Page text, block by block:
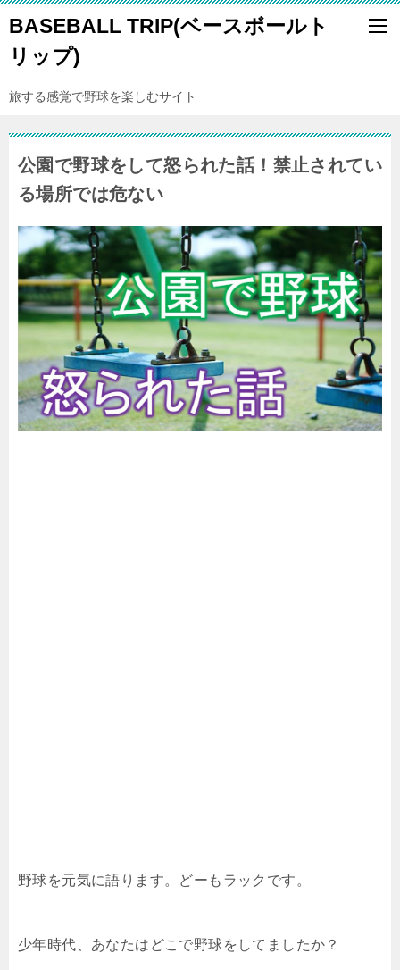
BASEBALL TRIP(ベースボールト
リップ)
旅する感覚で野球を楽しむサイト
公園で野球をして怒られた話！禁止されてい
る場所では危ない
野球を元気に語ります。どーもラックです。
少年時代、あなたはどこで野球をしてましたか？